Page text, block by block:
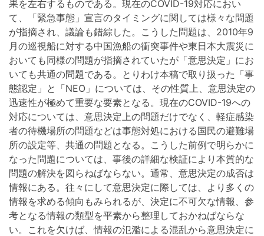
果を左右するものである。現在のCOVID-19対応におい
て、「緊急事態」宣言のタイミングに関しては様々な問題
が指摘され、議論も錯綜した。こうした問題は、2010年9
月の巡視船に対する中国漁船の衝突事件や東日本大震災に
おいても同様の問題が指摘されていたが「意思決定」にお
いても共通の問題である。とりわけ本稿で取り扱った「事
態認定」と「NEO」については、その性質上、意思決定の
迅速性が極めて重要な要素となる。現在のCOVID-19への
対応については、意思決定上の問題だけでなく、軽症感染
者の待機場所の問題などは事態対処における国民の避難場
所の設定等、共通の問題となる。こうした前例で明らかに
なった問題については、事後の詳細な検証により本質的な
問題の解決を図らねばならない。通常、意思決定の成否は
情報にある。往々にして意思決定に際しては、より多くの
情報を求める傾向もみられるが、決定に不可欠な情報、参
考となる情報の類型を平素から整理しておかねばならな
い。これを欠けば、情報の氾濫による混乱から意思決定に